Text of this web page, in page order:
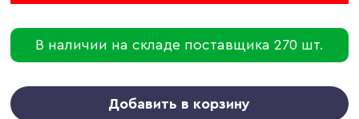
В наличии на складе поставщика 270 шт.
Добавить в корзину